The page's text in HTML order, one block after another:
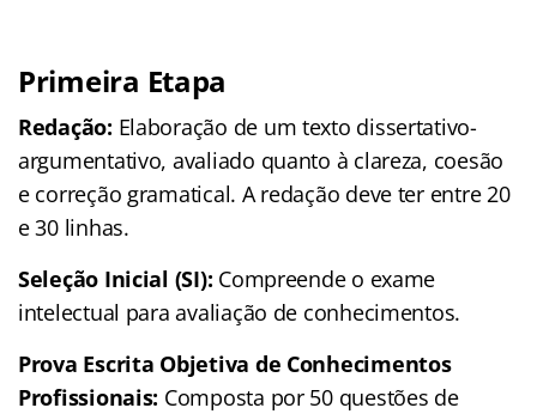
Primeira Etapa
Redação: Elaboração de um texto dissertativo-
argumentativo, avaliado quanto à clareza, coesão
e correção gramatical. A redação deve ter entre 20
e 30 linhas.
Seleção Inicial (SI): Compreende o exame
intelectual para avaliação de conhecimentos.
Prova Escrita Objetiva de Conhecimentos
Profissionais: Composta por 50 questões de